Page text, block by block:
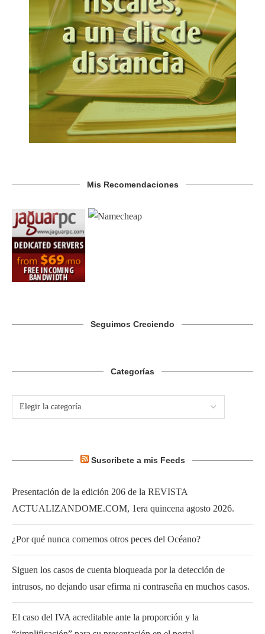
Mis Recomendaciones
Seguimos Creciendo
Categorías
Suscribete a mis Feeds
Presentación de la edición 206 de la REVISTA
ACTUALIZANDOME.COM, 1era quincena agosto 2026.
¿Por qué nunca comemos otros peces del Océano?
Siguen los casos de cuenta bloqueada por la detección de
intrusos, no dejando usar efirma ni contraseña en muchos casos.
El caso del IVA acreditable ante la proporción y la